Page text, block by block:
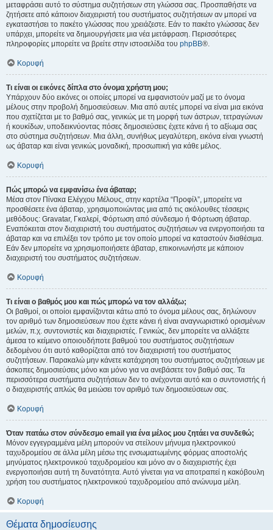
μεταφράσει αυτό το σύστημα συζητήσεων στη γλώσσα σας. Προσπαθήστε να
ζητήσετε από κάποιον διαχειριστή του συστήματος συζητήσεων αν μπορεί να
εγκαταστήσει το πακέτο γλώσσας που χρειάζεστε. Εάν το πακέτο γλώσσας δεν
υπάρχει, μπορείτε να δημιουργήσετε μια νέα μετάφραση. Περισσότερες
πληροφορίες μπορείτε να βρείτε στην ιστοσελίδα του phpBB®.
Κορυφή
Τι είναι οι εικόνες δίπλα στο όνομα χρήστη μου;
Υπάρχουν δύο εικόνες οι οποίες μπορεί να εμφανιστούν μαζί με το όνομα
μέλους στην προβολή δημοσιεύσεων. Μια από αυτές μπορεί να είναι μια εικόνα
που σχετίζεται με το βαθμό σας, γενικώς με τη μορφή των άστρων, τετραγώνων
ή κουκίδων, υποδεικνύοντας πόσες δημοσιεύσεις έχετε κάνει ή το αξίωμα σας
στο σύστημα συζητήσεων. Μια άλλη, συνήθως μεγαλύτερη, εικόνα είναι γνωστή
ως άβαταρ και είναι γενικώς μοναδική, προσωπική για κάθε μέλος.
Κορυφή
Πώς μπορώ να εμφανίσω ένα άβαταρ;
Μέσα στον Πίνακα Ελέγχου Μέλους, στην καρτέλα “Προφίλ”, μπορείτε να
προσθέσετε ένα άβαταρ, χρησιμοποιώντας μια από τις ακόλουθες τέσσερις
μεθόδους: Gravatar, Γκαλερί, Φόρτωση από σύνδεσμο ή Φόρτωση άβαταρ.
Εναπόκειται στον διαχειριστή του συστήματος συζητήσεων να ενεργοποιήσει τα
άβαταρ και να επιλέξει τον τρόπο με τον οποίο μπορεί να καταστούν διαθέσιμα.
Εάν δεν μπορείτε να χρησιμοποιήσετε άβαταρ, επικοινωνήστε με κάποιον
διαχειριστή του συστήματος συζητήσεων.
Κορυφή
Τι είναι ο βαθμός μου και πώς μπορώ να τον αλλάξω;
Οι βαθμοί, οι οποίοι εμφανίζονται κάτω από το όνομα μέλους σας, δηλώνουν
τον αριθμό των δημοσιεύσεων που έχετε κάνει ή είναι αναγνωριστικό ορισμένων
μελών, π.χ. συντονιστές και διαχειριστές. Γενικώς, δεν μπορείτε να αλλάξετε
άμεσα το κείμενο οποιουδήποτε βαθμού του συστήματος συζητήσεων
δεδομένου ότι αυτό καθορίζεται από τον διαχειριστή του συστήματος
συζητήσεων. Παρακαλώ μην κάνετε κατάχρηση του συστήματος συζητήσεων με
άσκοπες δημοσιεύσεις μόνο και μόνο για να ανεβάσετε τον βαθμό σας. Τα
περισσότερα συστήματα συζητήσεων δεν το ανέχονται αυτό και ο συντονιστής ή
ο διαχειριστής απλώς θα μειώσει τον αριθμό των δημοσιεύσεων σας.
Κορυφή
Όταν πατάω στον σύνδεσμο email για ένα μέλος μου ζητάει να συνδεθώ;
Μόνον εγγεγραμμένα μέλη μπορούν να στείλουν μήνυμα ηλεκτρονικού
ταχυδρομείου σε άλλα μέλη μέσω της ενσωματωμένης φόρμας αποστολής
μηνύματος ηλεκτρονικού ταχυδρομείου και μόνο αν ο διαχειριστής έχει
ενεργοποιήσει αυτή τη δυνατότητα. Αυτό γίνεται για να αποτραπεί η κακόβουλη
χρήση του συστήματος ηλεκτρονικού ταχυδρομείου από ανώνυμα μέλη.
Κορυφή
Θέματα δημοσίευσης